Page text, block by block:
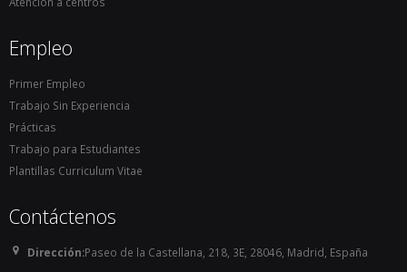
Empleo
Primer Empleo
Trabajo Sin Experiencia
Prácticas
Trabajo para Estudiantes
Plantillas Curriculum Vitae
Contáctenos
Dirección:Paseo de la Castellana, 218, 3E, 28046, Madrid, España